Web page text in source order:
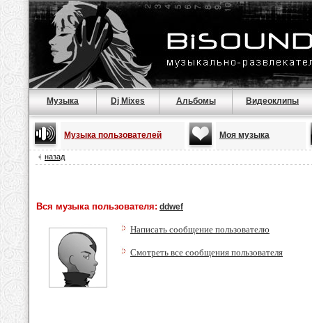
Музыка Dj Mixes Альбомы Видеоклипы
Музыка пользователей Моя музыка
назад
Вся музыка пользователя: ddwef
Написать сообщение пользователю
Смотреть все сообщения пользователя